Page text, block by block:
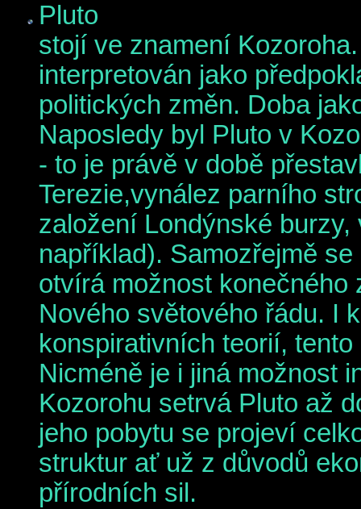
Pluto
stojí ve znamení
interpretován jako
politických změn. Doba
Naposledy byl Pluto v
- to je právě v době
Terezie,vynález parního
založení Londýnské
například). Samozřejmě
otvírá možnost
Nového světového řádu. I
konspirativních teorií,
Nicméně je i jiná možnost
Kozorohu setrvá Pluto až
jeho pobytu se projeví
struktur ať už z důvodů
přírodních sil.